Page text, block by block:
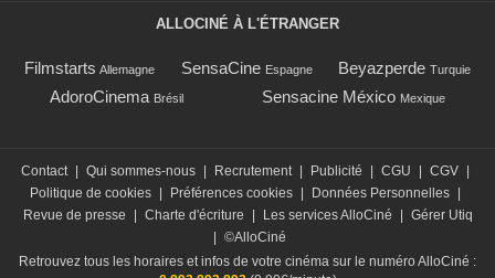
ALLOCINÉ À L'ÉTRANGER
Filmstarts Allemagne SensaCine Espagne Beyazperde Turquie
AdoroCinema Brésil Sensacine México Mexique
Contact Qui sommes-nous Recrutement Publicité CGU CGV
Politique de cookies
Préférences cookies Données Personnelles
Revue de presse
Charte d'écriture Les services AlloCiné
Gérer Utiq
©AlloCiné
Retrouvez tous les horaires et infos de votre cinéma sur le numéro AlloCiné :